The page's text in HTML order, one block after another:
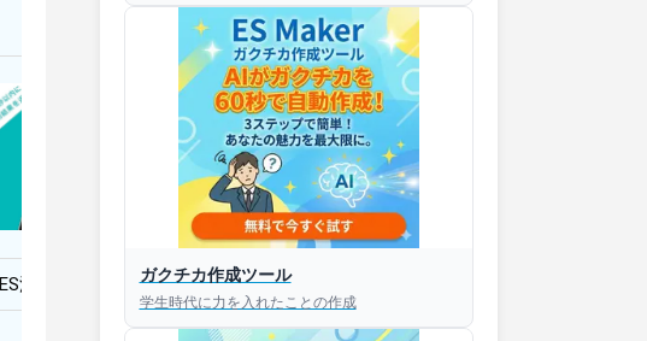
添削してほしい！
ES添削・面接対策アプリ【無料】
ガクチカ作成ツール
学生時代に力を入れたことの作成